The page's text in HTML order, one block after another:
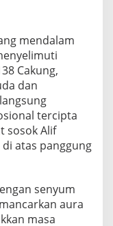
mendalam
Cakung,
dan
tercipta
sosok Alif
atas panggung
senyum
aura
masa